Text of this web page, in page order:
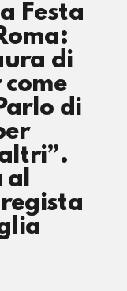
Festa
di
di